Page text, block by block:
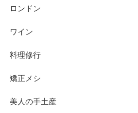
ロンドン
ワイン
料理修行
矯正メシ
美人の手土産